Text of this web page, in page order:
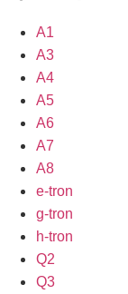
A1
A3
A4
A5
A6
A7
A8
e-tron
g-tron
h-tron
Q2
Q3